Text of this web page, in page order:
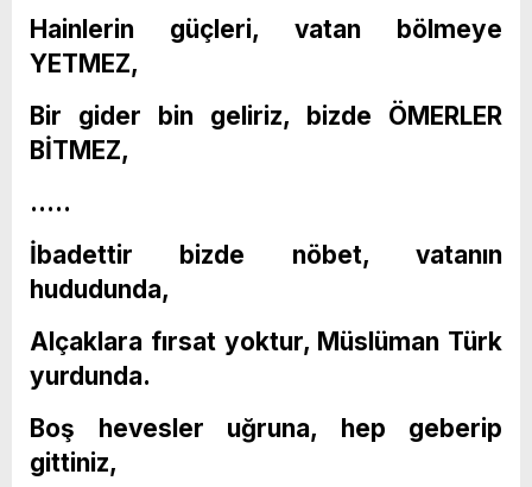
Hainlerin güçleri, vatan bölmeye
YETMEZ,
Bir gider bin geliriz, bizde ÖMERLER
BİTMEZ,
…..
İbadettir bizde nöbet, vatanın
hududunda,
Alçaklara fırsat yoktur, Müslüman Türk
yurdunda.
Boş hevesler uğruna, hep geberip
gittiniz,